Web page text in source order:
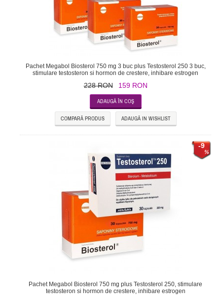
Pachet Megabol Biosterol 750 mg 3 buc plus Testosterol 250 3 buc,
stimulare testosteron si hormon de crestere, inhibare estrogen
228 RON 159 RON
COMPARĂ PRODUS ADAUGĂ IN WISHLIST
-9
Pachet Megabol Biosterol 750 mg plus Testosterol 250, stimulare
testosteron si hormon de crestere, inhibare estrogen